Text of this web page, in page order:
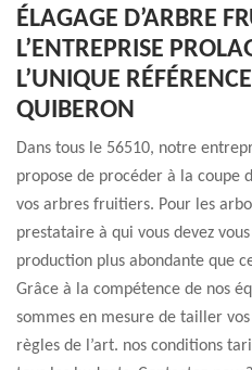
ÉLAGAGE D’ARBRE
L’ENTREPRISE
L’UNIQUE
QUIBERON
Dans tous le 56510, notre
propose de procéder à la coupe
vos arbres fruitiers. Pour les
prestataire à qui vous devez
production plus abondante que
Grâce à la compétence de nos
sommes en mesure de tailler
règles de l’art. nos conditions